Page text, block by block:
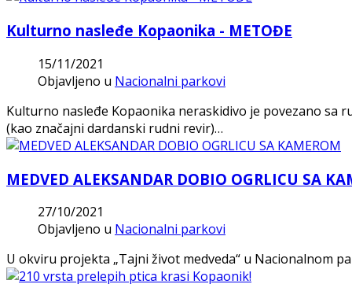
Kulturno nasleđe Kopaonika - METOĐE
15/11/2021
Objavljeno u Nacionalni parkovi
Kulturno nasleđe Kopaonika neraskidivo je povezano sa
(kao značajni dardanski rudni revir)…
MEDVED ALEKSANDAR DOBIO OGRLICU SA
27/10/2021
Objavljeno u Nacionalni parkovi
U okviru projekta „Tajni život medveda“ u Nacionalnom